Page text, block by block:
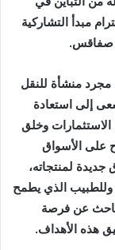
مبدأ التشاركية
صفاقس.
منشأة للنقل
إلى استعادة
الاستثمارات وخلق
على الأسواق
جديدة لمنتجاته،
وللطبيب الذي يطمح
عن فرصة
هذه الأهداف.